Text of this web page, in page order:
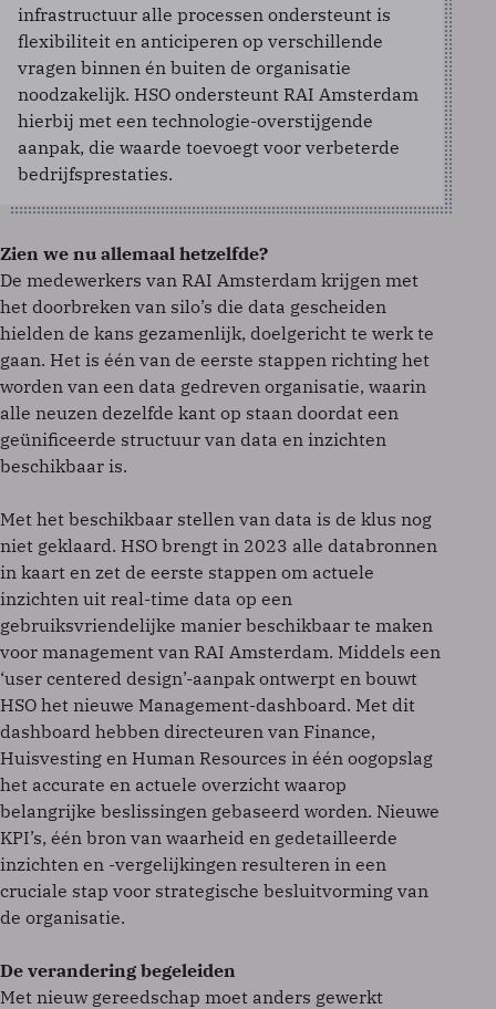
infrastructuur alle processen ondersteunt is
flexibiliteit en anticiperen op verschillende
vragen binnen én buiten de organisatie
noodzakelijk. HSO ondersteunt RAI Amsterdam
hierbij met een technologie-overstijgende
aanpak, die waarde toevoegt voor verbeterde
bedrijfsprestaties.
Zien we nu allemaal hetzelfde?
De medewerkers van RAI Amsterdam krijgen met
het doorbreken van silo’s die data gescheiden
hielden de kans gezamenlijk, doelgericht te werk te
gaan. Het is één van de eerste stappen richting het
worden van een data gedreven organisatie, waarin
alle neuzen dezelfde kant op staan doordat een
geünificeerde structuur van data en inzichten
beschikbaar is.
Met het beschikbaar stellen van data is de klus nog
niet geklaard. HSO brengt in 2023 alle databronnen
in kaart en zet de eerste stappen om actuele
inzichten uit real-time data op een
gebruiksvriendelijke manier beschikbaar te maken
voor management van RAI Amsterdam. Middels een
‘user centered design’-aanpak ontwerpt en bouwt
HSO het nieuwe Management-dashboard. Met dit
dashboard hebben directeuren van Finance,
Huisvesting en Human Resources in één oogopslag
het accurate en actuele overzicht waarop
belangrijke beslissingen gebaseerd worden. Nieuwe
KPI’s, één bron van waarheid en gedetailleerde
inzichten en -vergelijkingen resulteren in een
cruciale stap voor strategische besluitvorming van
de organisatie.
De verandering begeleiden
Met nieuw gereedschap moet anders gewerkt